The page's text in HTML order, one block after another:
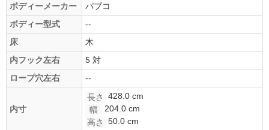
ボディーメーカー
パブコ
ボディー型式
--
床
木
内フック左右
5 対
ロープ穴左右
--
内寸
長さ
428.0 cm
幅
204.0 cm
高さ
50.0 cm